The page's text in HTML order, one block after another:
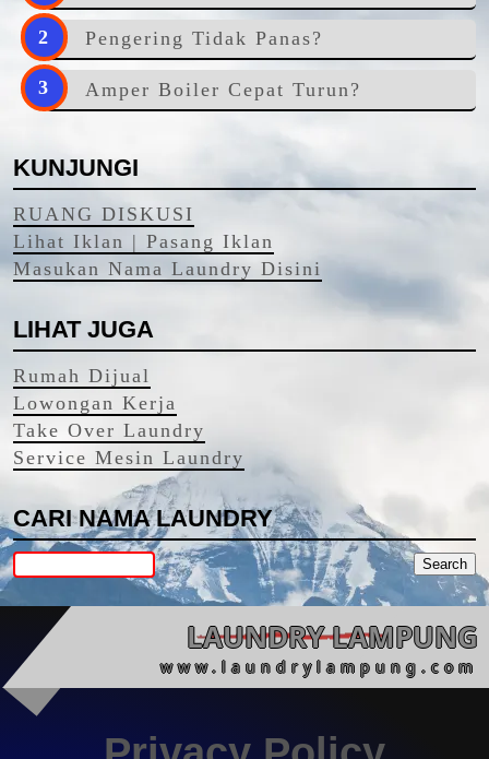
Pengering Tidak Panas?
Amper Boiler Cepat Turun?
KUNJUNGI
RUANG DISKUSI
Lihat Iklan | Pasang Iklan
Masukan Nama Laundry Disini
LIHAT JUGA
Rumah Dijual
Lowongan Kerja
Take Over Laundry
Service Mesin Laundry
CARI NAMA LAUNDRY
LAUNDRY LAMPUNG
www.laundrylampung.com